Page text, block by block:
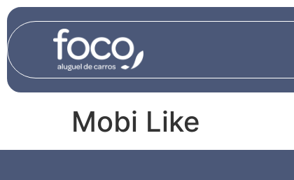
content
Mobi Like